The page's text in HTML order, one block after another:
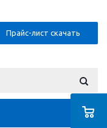
Прайс-лист скачать